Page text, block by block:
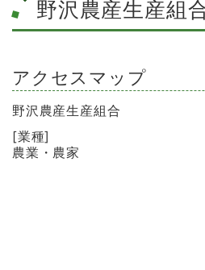
野沢農産生産組
アクセスマップ
野沢農産生産組合
[業種]
農業・農家